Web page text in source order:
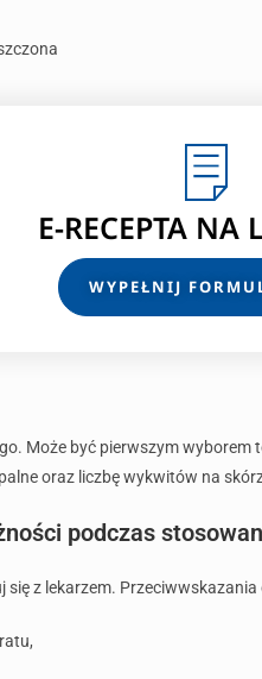
E-RECEPTA NA
WYPEŁNIJ
Może być pierwszym wyborem
oraz liczbę wykwitów na
podczas
z lekarzem. Przeciwwskazania